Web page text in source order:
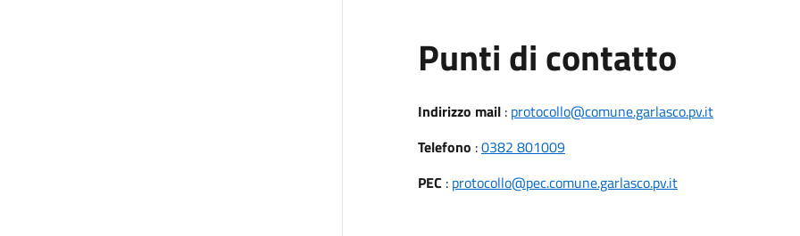
Punti di contatto
Indirizzo mail: protocollo@comune.garlasco.pv.it
Telefono :0382 801009
PEC : protocollo@pec.comune.garlasco.pv.it